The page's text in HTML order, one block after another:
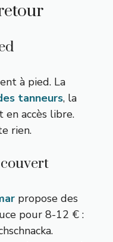
à pied. La
tanneurs, la
en accès libre.
rien.
propose des
pour 8-12 € :